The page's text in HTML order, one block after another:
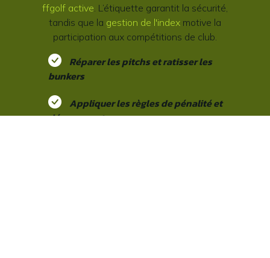
ffgolf active . L’étiquette garantit la sécurité,
tandis que la gestion de l'index motive la
participation aux compétitions de club.
Réparer les pitchs et ratisser les
bunkers
Appliquer les règles de pénalité et
dégagement